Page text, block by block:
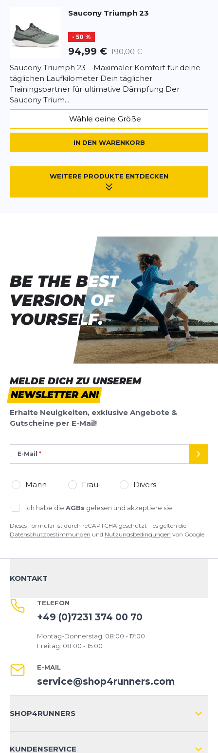
Saucony Triumph 23
- 50 %
94,99 € 190,00 €
Saucony Triumph 23 – Maximaler Komfort für deine
täglichen Laufkilometer Dein täglicher
Trainingspartner für ultimative Dämpfung Der
Saucony Trium...
Wähle deine Größe
IN DEN WARENKORB
WEITERE PRODUKTE ENTDECKEN
MELDE DICH ZU UNSEREM
NEWSLETTER AN!
Erhalte Neuigkeiten, exklusive Angebote &
Gutscheine per E-Mail!
E-Mail
Mann Frau Divers
Ich habe die AGBs gelesen und akzeptiere sie.
Dieses Formular ist durch reCAPTCHA geschützt – es gelten die
Datenschutzbestimmungen und Nutzungsbedingungen von Google.
BE THE BEST
VERSION OF
YOURSELF.
BE THE BEST
VERSION OF
YOURSELF.
KONTAKT
TELEFON
+49 (0)7231 374 00 70
Montag-Donnerstag: 08:00 - 17:00
Freitag: 08:00 - 15:00
E-MAIL
service@shop4runners.com
SHOP4RUNNERS
KUNDENSERVICE